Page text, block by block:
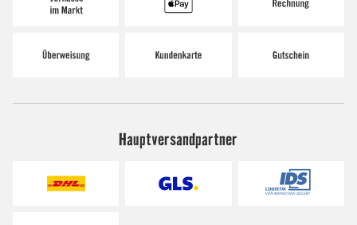
Hauptversandpartner